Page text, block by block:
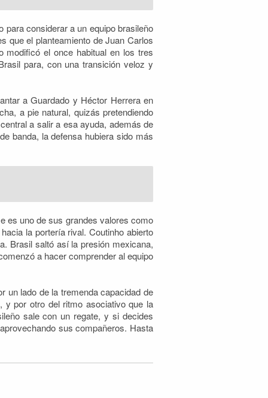
considerar a un equipo brasileño
que el planteamiento de Juan Carlos
modificó el once habitual en los tres
para, con una transición veloz y
a Guardado y Héctor Herrera en
a pie natural, quizás pretendiendo
a salir a esa ayuda, además de
banda, la defensa hubiera sido más
es uno de sus grandes valores como
la portería rival. Coutinho abierto
Brasil saltó así la presión mexicana,
a hacer comprender al equipo
un lado de la tremenda capacidad de
y por otro del ritmo asociativo que la
sale con un regate, y si decides
sus compañeros. Hasta